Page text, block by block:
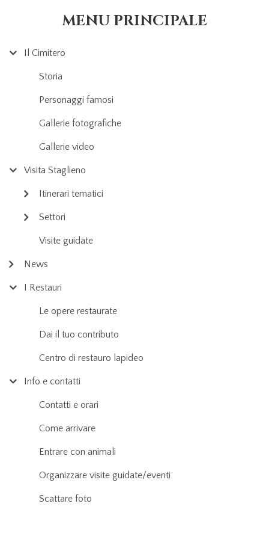
MENU PRINCIPALE
Il Cimitero
Storia
Personaggi famosi
Gallerie fotografiche
Gallerie video
Visita Staglieno
Itinerari tematici
Settori
Visite guidate
News
I Restauri
Le opere restaurate
Dai il tuo contributo
Centro di restauro lapideo
Info e contatti
Contatti e orari
Come arrivare
Entrare con animali
Organizzare visite guidate/eventi
Scattare foto